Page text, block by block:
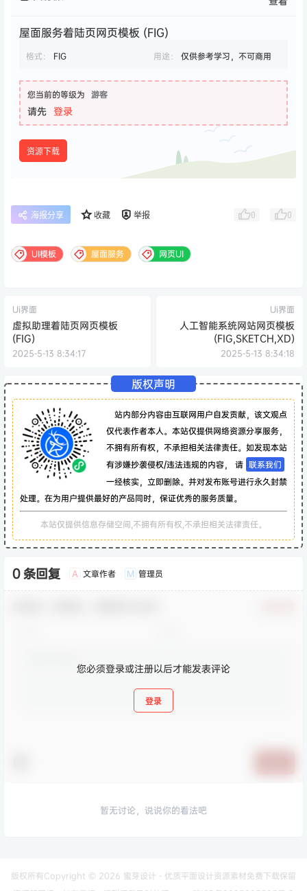
屋面服务着陆页网页模板 (FIG)
格式： FIG 用途： 仅供参考学习，不可商用
您当前的等级为 游客
请先 登录
资源下载
海报分享 收藏 举报 0 0
UI模板 屋面服务 网页UI
Ui界面
虚拟助理着陆页网页模板
(FIG)
2025-5-13 8:34:17
Ui界面
人工智能系统网站网页模板
(FIG,SKETCH,XD)
2025-5-13 8:34:18
版权声明
站内部分内容由互联网用户自发贡献，该文观点
仅代表作者本人。本站仅提供网络资源分享服务，
不拥有所有权，不承担相关法律责任。如发现本站
有涉嫌抄袭侵权/违法违规的内容， 请 联系我们
一经核实，立即删除。并对发布账号进行永久封禁
处理。在为用户提供最好的产品同时，保证优秀的服务质量。
本站仅提供信息存储空间,不拥有所有权,不承担相关法律责任。
0 条回复 A 文章作者 M 管理员
您必须登录或注册以后才能发表评论
登录
暂无讨论，说说你的看法吧
版权所有Copyright © 2026 蜜芽设计 - 优质平面设计资源素材免费下载保留